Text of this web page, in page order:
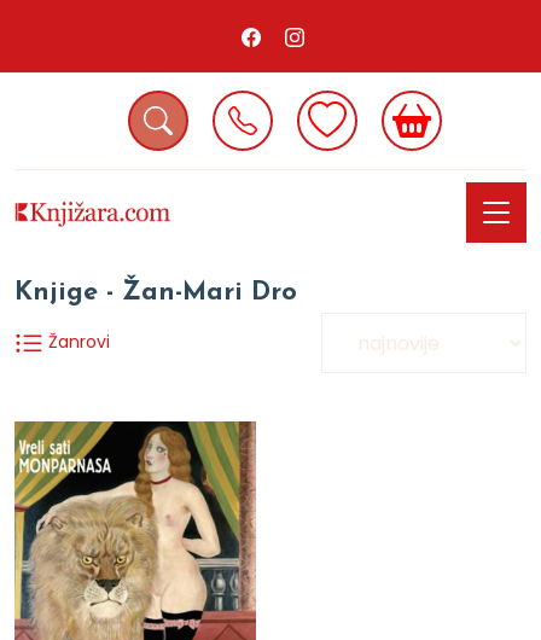
Knjige - Žan-Mari Dro
Žanrovi